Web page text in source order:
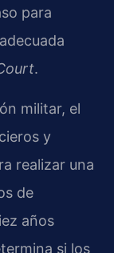
para
.
militar, el
y
realizar una
de
años
si los